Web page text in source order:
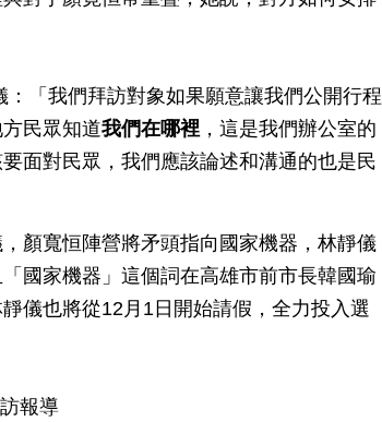
「我們拜訪對象如果願意讓我們公開行程
民眾知道我們在哪裡 ，這是我們辦公室的
面對民眾，我們應該論述和溝通的也是民
顏寬恒陣營將矛頭指向國家機器，林靜儀
國家機器」這個詞在高雄市前市長韓國瑜
儀也將從12月1日開始請假，全力投入選
報導